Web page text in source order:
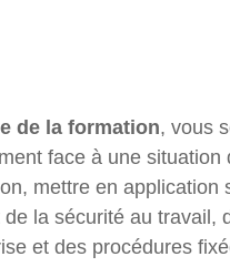
de la formation, vous
face à une situation
mettre en application
la sécurité au travail,
et des procédures